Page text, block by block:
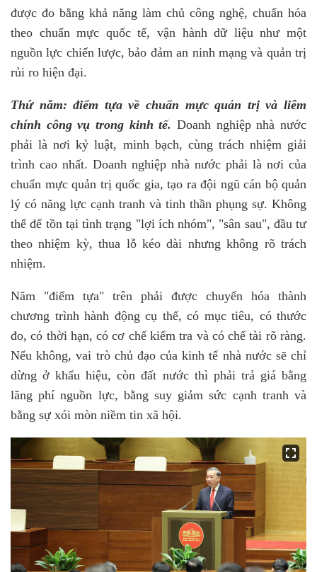
được đo bằng khả năng làm chủ công nghệ, chuẩn hóa
theo chuẩn mực quốc tế, vận hành dữ liệu như một
nguồn lực chiến lược, bảo đảm an ninh mạng và quản trị
rủi ro hiện đại.
Thứ năm: điểm tựa về chuẩn mực quản trị và liêm
chính công vụ trong kinh tế. Doanh nghiệp nhà nước
phải là nơi kỷ luật, minh bạch, cùng trách nhiệm giải
trình cao nhất. Doanh nghiệp nhà nước phải là nơi của
chuẩn mực quản trị quốc gia, tạo ra đội ngũ cán bộ quản
lý có năng lực cạnh tranh và tinh thần phụng sự. Không
thể để tồn tại tình trạng "lợi ích nhóm", "sân sau", đầu tư
theo nhiệm kỳ, thua lỗ kéo dài nhưng không rõ trách
nhiệm.
Năm "điểm tựa" trên phải được chuyển hóa thành
chương trình hành động cụ thể, có mục tiêu, có thước
đo, có thời hạn, có cơ chế kiểm tra và có chế tài rõ ràng.
Nếu không, vai trò chủ đạo của kinh tế nhà nước sẽ chỉ
dừng ở khẩu hiệu, còn đất nước thì phải trả giá bằng
lãng phí nguồn lực, bằng suy giảm sức cạnh tranh và
bằng sự xói mòn niềm tin xã hội.